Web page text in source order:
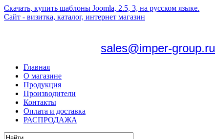
Скачать, купить шаблоны Joomla, 2.5, 3, на русском языке.
Сайт - визитка, каталог, интернет магазин
sales@imper-group.ru
Главная
О магазине
Продукция
Производители
Контакты
Оплата и доставка
РАСПРОДАЖА